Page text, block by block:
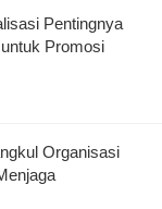
Pentingnya
Promosi
Organisasi